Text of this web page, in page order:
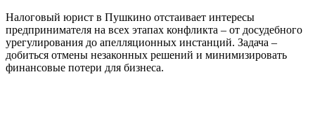
Налоговый юрист в Пушкино отстаивает интересы
предпринимателя на всех этапах конфликта – от досудебного
урегулирования до апелляционных инстанций. Задача –
добиться отмены незаконных решений и минимизировать
финансовые потери для бизнеса.